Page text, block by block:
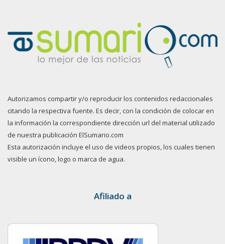
Autorizamos compartir y/o reproducir los contenidos redaccionales
citando la respectiva fuente. Es decir, con la condición de colocar en
la información la correspondiente dirección url del material utilizado
de nuestra publicación ElSumario.com
Esta autorización incluye el uso de videos propios, los cuales tienen
visible un ícono, logo o marca de agua.
Afiliado a